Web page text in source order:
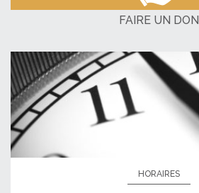
FAIRE UN DON
HORAIRES